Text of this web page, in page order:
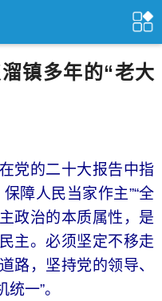
镇多年的“老大
党的二十大报告中指
障人民当家作主”“全
政治的本质属性，是
主。必须坚定不移走
路，坚持党的领导、
一”。